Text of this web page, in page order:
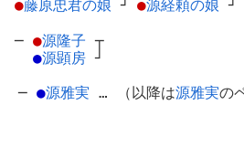
●藤原忠君の娘 ┘
●源経頼の娘 ┘
─ ●源隆子 ┬
●源顕房 ┘
─ ●源雅実 … （以降は源雅実の